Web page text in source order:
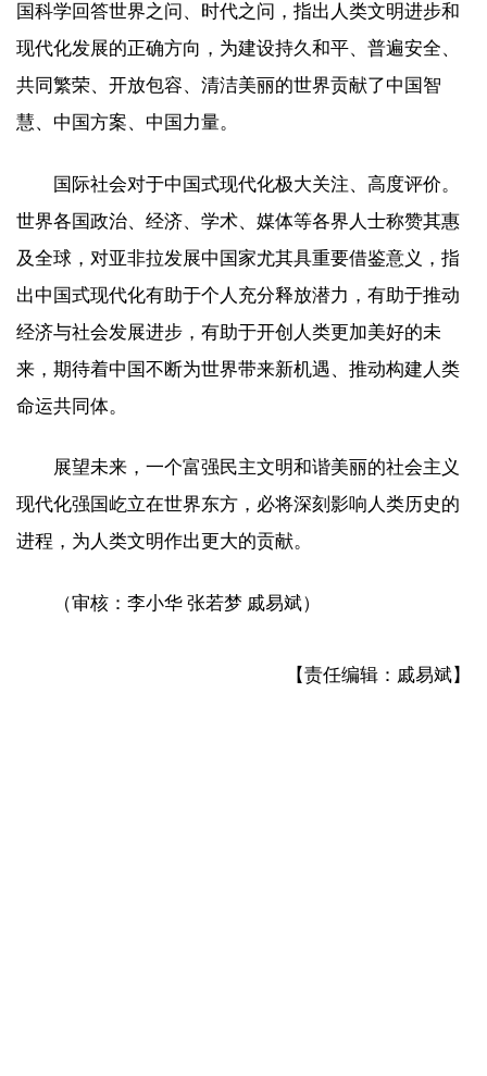
国科学回答世界之问、时代之问，指出人类文明进步和
现代化发展的正确方向，为建设持久和平、普遍安全、
共同繁荣、开放包容、清洁美丽的世界贡献了中国智
慧、中国方案、中国力量。
国际社会对于中国式现代化极大关注、高度评价。
世界各国政治、经济、学术、媒体等各界人士称赞其惠
及全球，对亚非拉发展中国家尤其具重要借鉴意义，指
出中国式现代化有助于个人充分释放潜力，有助于推动
经济与社会发展进步，有助于开创人类更加美好的未
来，期待着中国不断为世界带来新机遇、推动构建人类
命运共同体。
展望未来，一个富强民主文明和谐美丽的社会主义
现代化强国屹立在世界东方，必将深刻影响人类历史的
进程，为人类文明作出更大的贡献。
（审核：李小华 张若梦 戚易斌）
【责任编辑：戚易斌】